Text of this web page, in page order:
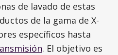
de lavado de estas
de la gama de X-
específicos hasta
. El objetivo es